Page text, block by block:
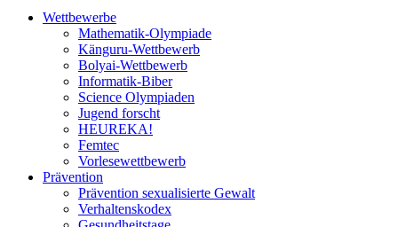
Wettbewerbe
Mathematik-Olympiade
Känguru-Wettbewerb
Bolyai-Wettbewerb
Informatik-Biber
Science Olympiaden
Jugend forscht
HEUREKA!
Femtec
Vorlesewettbewerb
Prävention
Prävention sexualisierte Gewalt
Verhaltenskodex